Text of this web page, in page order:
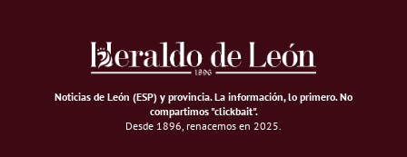
Noticias de León (ESP) y provincia. La información, lo primero.No
compartimos "clickbait".
Desde 1896, renacemos en 2025.